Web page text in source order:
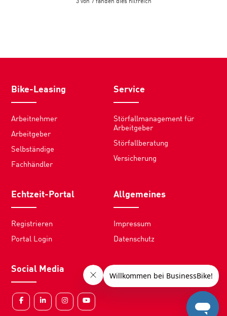
3 von 7 fanden dies hilfreich
Bike-Leasing
Arbeitnehmer
Arbeitgeber
Selbständige
Fachhändler
Service
Störfallmanagement für
Arbeitgeber
Störfallberatung
Versicherung
Echtzeit-Portal
Registrieren
Portal Login
Allgemeines
Impressum
Datenschutz
Social Media